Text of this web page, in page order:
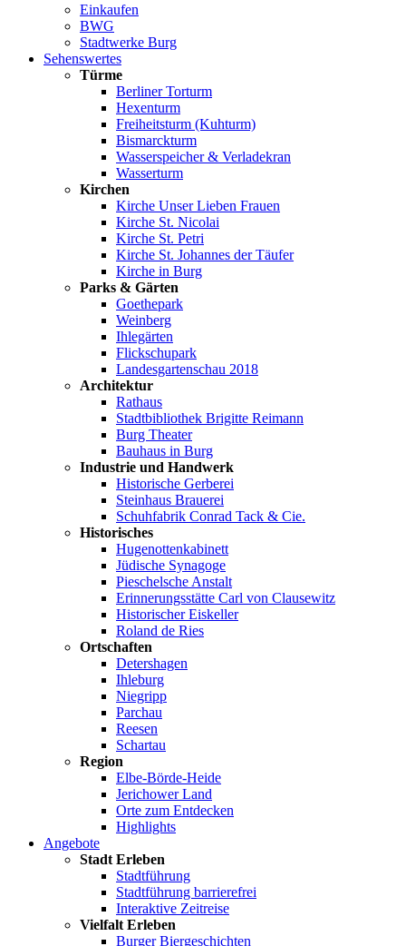
Einkaufen
BWG
Stadtwerke Burg
Sehenswertes
Türme
Berliner Torturm
Hexenturm
Freiheitsturm (Kuhturm)
Bismarckturm
Wasserspeicher & Verladekran
Wasserturm
Kirchen
Kirche Unser Lieben Frauen
Kirche St. Nicolai
Kirche St. Petri
Kirche St. Johannes der Täufer
Kirche in Burg
Parks & Gärten
Goethepark
Weinberg
Ihlegärten
Flickschupark
Landesgartenschau 2018
Architektur
Rathaus
Stadtbibliothek Brigitte Reimann
Burg Theater
Bauhaus in Burg
Industrie und Handwerk
Historische Gerberei
Steinhaus Brauerei
Schuhfabrik Conrad Tack & Cie.
Historisches
Hugenottenkabinett
Jüdische Synagoge
Pieschelsche Anstalt
Erinnerungsstätte Carl von Clausewitz
Historischer Eiskeller
Roland de Ries
Ortschaften
Detershagen
Ihleburg
Niegripp
Parchau
Reesen
Schartau
Region
Elbe-Börde-Heide
Jerichower Land
Orte zum Entdecken
Highlights
Angebote
Stadt Erleben
Stadtführung
Stadtführung barrierefrei
Interaktive Zeitreise
Vielfalt Erleben
Burger Biergeschichten